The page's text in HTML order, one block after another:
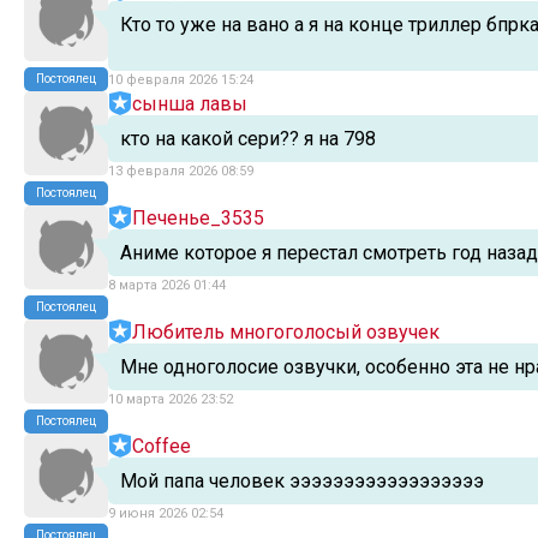
Постоялец
Кто то уже на вано а я на конце триллер
10 февраля 2026 15:24
Постоялец
сынша лавы
кто на какой сери?? я на 798
13 февраля 2026 08:59
Постоялец
Печенье_3535
Аниме которое я перестал смотреть год назад
8 марта 2026 01:44
Постоялец
Любитель многоголосый озвучек
Мне одноголосие озвучки, особенно эта не
10 марта 2026 23:52
Постоялец
Coffee
Мой папа человек ээээээээээээээээээ
9 июня 2026 02:54